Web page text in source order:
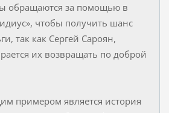
обращаются за помощью в
чтобы получить шанс
так как Сергей Сароян,
их возвращать по доброй
примером является история